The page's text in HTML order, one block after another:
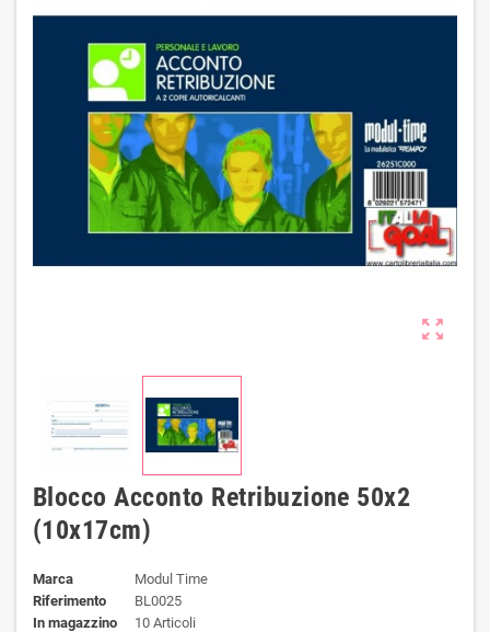
zoom_out_map
Blocco Acconto Retribuzione 50x2
(10x17cm)
Marca
Modul Time
Riferimento
BL0025
In magazzino
10 Articoli